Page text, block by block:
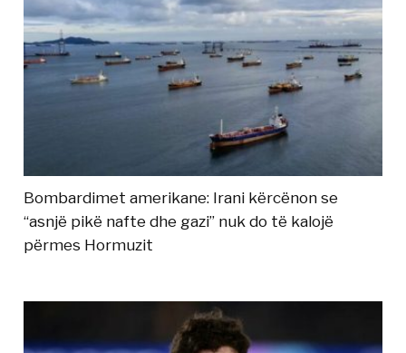
Bombardimet amerikane: Irani kërcënon se
“asnjë pikë nafte dhe gazi” nuk do të kalojë
përmes Hormuzit